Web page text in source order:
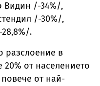
Видин /-34%/,
/-30%/,
.
разслоение в
20% от населението
повече от най-